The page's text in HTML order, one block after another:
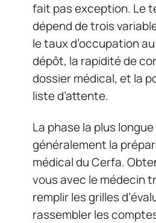
fait pas exception. Le
dépend de trois
le taux d’occupation
dépôt, la rapidité de
dossier médical, et la
liste d’attente.
La phase la plus
généralement la
médical du Cerfa.
vous avec le médecin
remplir les grilles
rassembler les